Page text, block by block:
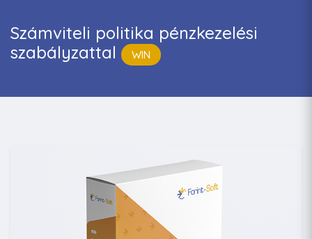
Számviteli politika pénzkezelési
szabályzattal
WIN